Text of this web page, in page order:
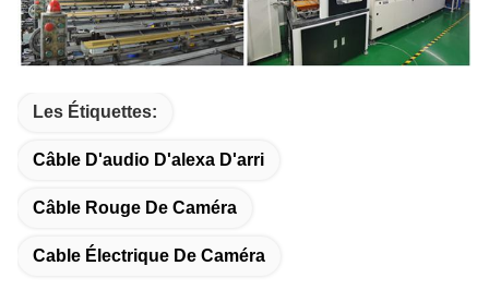
Les Étiquettes:
Câble D'audio D'alexa D'arri
Câble Rouge De Caméra
Cable Électrique De Caméra